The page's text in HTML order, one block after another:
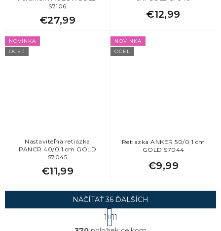
S7106
€27,99 €12,99
NOVINKA
OCEĽ
Nastaviteľná retiazka
PANCR 40/0,1 cm GOLD
S7045
€11,99
NOVINKA
OCEĽ
Retiazka ANKER 50/0,1 cm
GOLD S7044
€9,99
O
NAČÍTAŤ 36 ĎALŠÍCH
S
t
r
1
11